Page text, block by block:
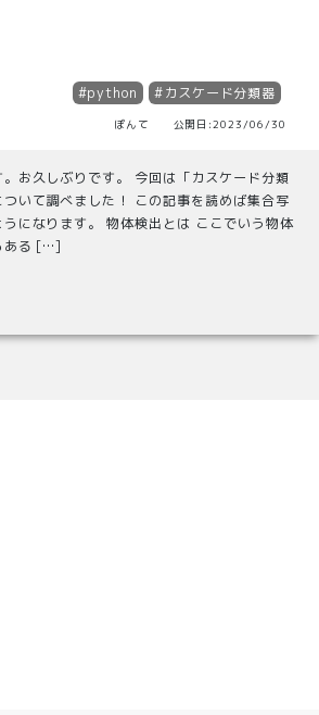
#python #カスケード分類器
ぽんて 公開日:2023/06/30
お久しぶりです。 今回は「カスケード分類
いて調べました！ この記事を読めば集合写
になります。 物体検出とは ここでいう物体
ある […]